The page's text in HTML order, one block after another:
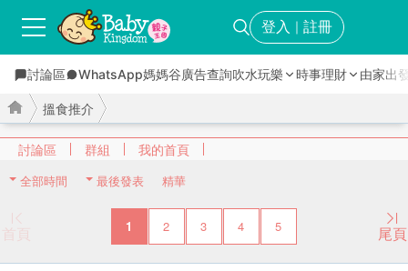
登入 ｜ 註冊
討論區 WhatsApp媽媽谷廣告查詢吹水玩樂 時事理財 由家出
討論區 群組 我的首頁
搵食推介
全部時間 最後發表 精華
首頁 1 2 3 4 5 尾頁